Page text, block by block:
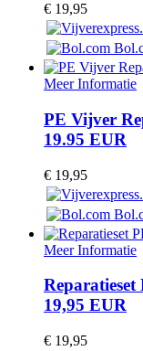
€ 19,95
Meer Informatie
PE Vijver
19.95 EUR
€ 19,95
Meer Informatie
19,95 EUR
€ 19,95